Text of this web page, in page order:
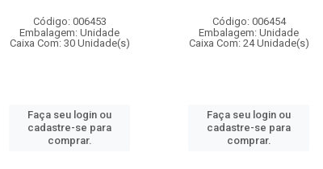
Código: 006453
Embalagem: Unidade
Caixa Com: 30 Unidade(s)
Faça seu login ou
cadastre-se para
comprar.
Código: 006454
Embalagem: Unidade
Caixa Com: 24 Unidade(s)
Faça seu login ou
cadastre-se para
comprar.